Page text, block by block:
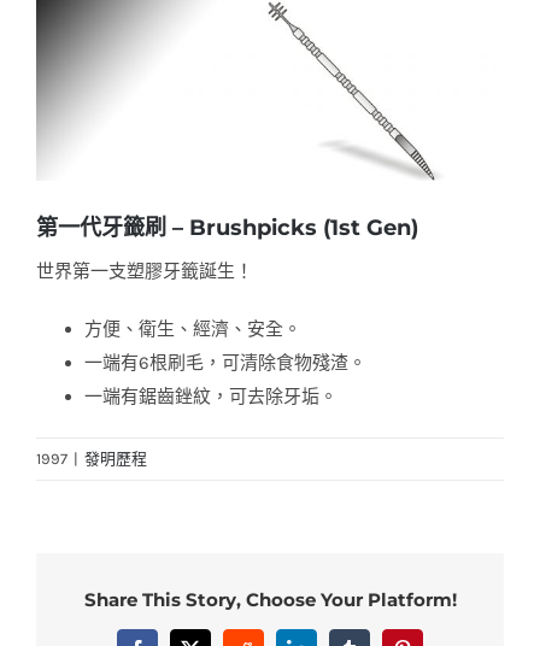
第一代牙籤刷 – Brushpicks (1st Gen)
世界第一支塑膠牙籤誕生！
方便、衛生、經濟、安全。
一端有6根刷毛，可清除食物殘渣。
一端有鋸齒銼紋，可去除牙垢。
1997 | 發明歷程
Share This Story, Choose Your Platform!